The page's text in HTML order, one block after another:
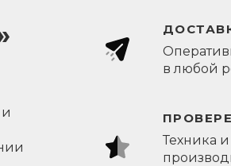
в любой
Техника